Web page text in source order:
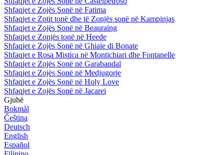
Shfaqjet e Zojës Sonë në Fatima
Shfaqjet e Zotit tonë dhe të Zonjës sonë në Kampinjas
Shfaqjet e Zojës Sonë në Beauraing
Shfaqjet e Zonjës tonë në Heede
Shfaqjet e Zojës Sonë në Ghiaie di Bonate
Shfaqjet e Rosa Mistica në Montichiari dhe Fontanelle
Shfaqjet e Zojës Sonë në Garabandal
Shfaqjet e Zojës Sonë në Medjugorje
Shfaqjet e Zojës Sonë në Holy Love
Shfaqjet e Zojës Sonë në Jacarei
Gjuhë
Bokmål
Čeština
Deutsch
English
Español